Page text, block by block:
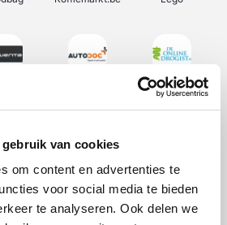
van cookies
om content en advertenties te
voor social media te bieden
te analyseren. Ook delen we
De Online Drogist
Plopsa Adidas